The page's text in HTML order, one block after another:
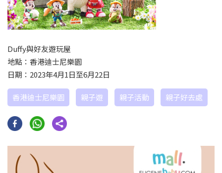
Duffy與好友遊玩屋
地點：香港迪士尼樂園
日期：2023年4月1日至6月22日
香港迪士尼樂園 親子遊 親子活動 親子好去處